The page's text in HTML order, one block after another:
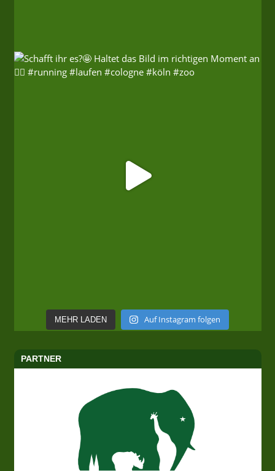
MEHR LADEN Auf Instagram folgen
PARTNER